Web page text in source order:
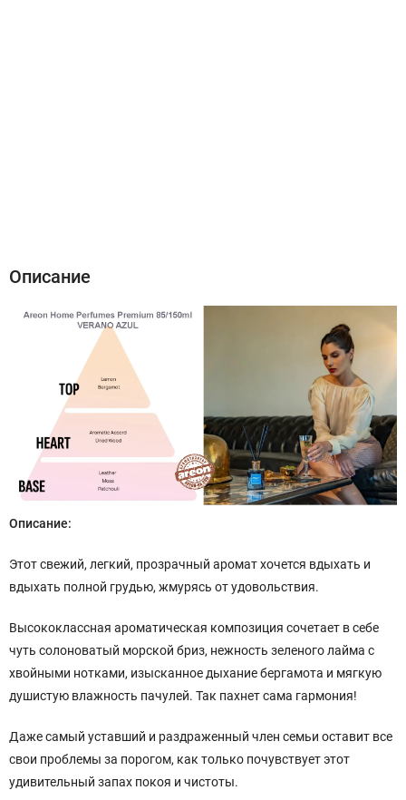
Описание
Описание:
Этот свежий, легкий, прозрачный аромат хочется вдыхать и
вдыхать полной грудью, жмурясь от удовольствия.
Высококлассная ароматическая композиция сочетает в себе
чуть солоноватый морской бриз, нежность зеленого лайма с
хвойными нотками, изысканное дыхание бергамота и мягкую
душистую влажность пачулей. Так пахнет сама гармония!
Даже самый уставший и раздраженный член семьи оставит все
свои проблемы за порогом, как только почувствует этот
удивительный запах покоя и чистоты.